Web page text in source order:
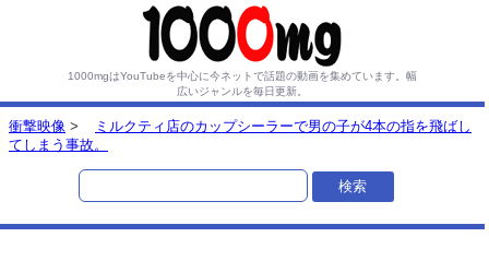
1000mgはYouTubeを中心に今ネットで話題の動画を集めています。 幅
広いジャンルを毎日更新。
衝撃映像 >
ミルクティ店のカップシーラーで男の子が4本の指を飛ばし
てしまう事故。